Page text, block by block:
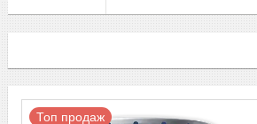
Топ продаж